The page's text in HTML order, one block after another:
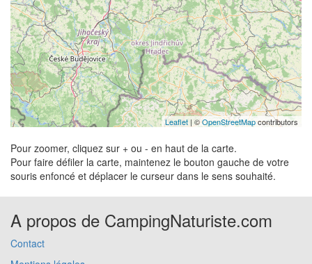
Leaflet | ©OpenStreetMapcontributors
Pour zoomer, cliquez sur + ou - en haut de la carte.
Pour faire défiler la carte, maintenez le bouton gauche de votre
souris enfoncé et déplacer le curseur dans le sens souhaité.
A propos de CampingNaturiste.com
Contact